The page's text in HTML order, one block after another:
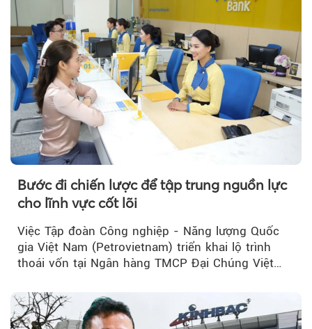
Bước đi chiến lược để tập trung nguồn lực
cho lĩnh vực cốt lõi
Việc Tập đoàn Công nghiệp - Năng lượng Quốc
gia Việt Nam (Petrovietnam) triển khai lộ trình
thoái vốn tại Ngân hàng TMCP Đại Chúng Việt